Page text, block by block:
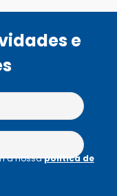
e
a nossapolítica de